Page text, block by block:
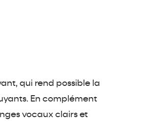
qui rend possible la
En complément
vocaux clairs et